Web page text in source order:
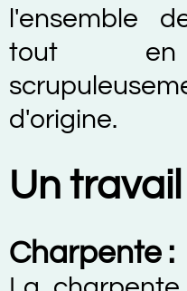
l'ensemble
tout en
d'origine.
Un
Charpente :